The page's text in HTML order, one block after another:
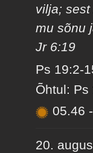
vilja;
mu sõnu
Jr 6:19
Ps 19:2-
Õhtul: Ps
05.46 -
20.